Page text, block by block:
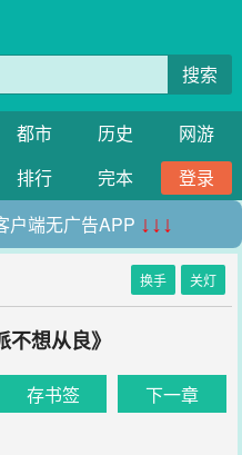
搜索
都市 历史
网游
排行 完本
登录
户端无广告APP ↓↓↓
换手 关灯
想从良》
存书签 下一章